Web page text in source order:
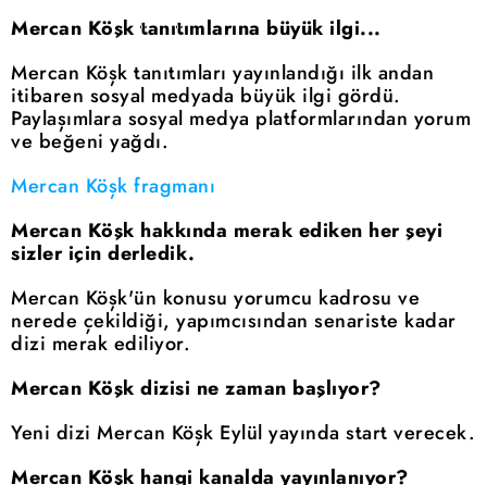
Mercan Köşk tanıtımlarına büyük ilgi...
Mercan Köşk tanıtımları yayınlandığı ilk andan
itibaren sosyal medyada büyük ilgi gördü.
Paylaşımlara sosyal medya platformlarından yorum
ve beğeni yağdı.
Mercan Köşk fragmanı
Mercan Köşk hakkında merak ediken her şeyi
sizler için derledik.
Mercan Köşk'ün konusu yorumcu kadrosu ve
nerede çekildiği, yapımcısından senariste kadar
dizi merak ediliyor.
Mercan Köşk dizisi ne zaman başlıyor?
Yeni dizi Mercan Köşk Eylül yayında start verecek.
Mercan Köşk hangi kanalda yayınlanıyor?